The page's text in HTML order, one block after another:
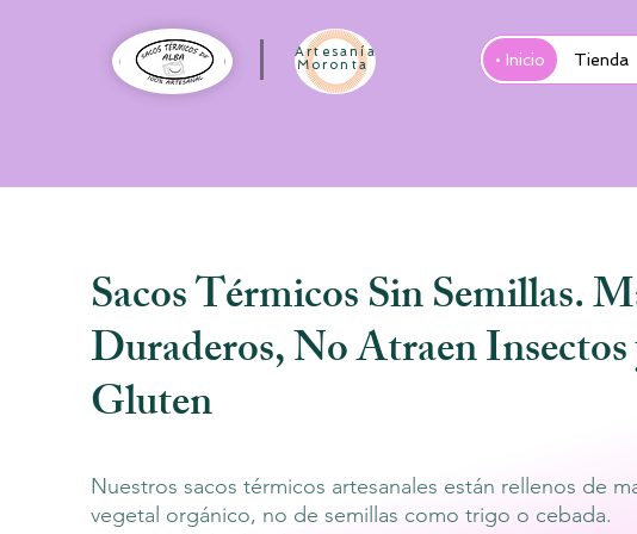
Artesanía
Moronta
• Inicio Tienda
Sacos Térmicos Sin Semillas.
Duraderos, No Atraen
Gluten
Nuestros sacos térmicos artesanales están rellenos de
vegetal orgánico, no de semillas como trigo o cebada.